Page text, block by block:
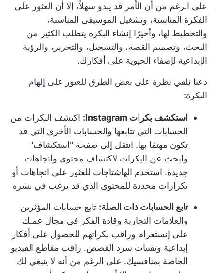
على الرغم من أن الأمر قد يبدو سهلاً، إلا أن العثور على
الفكرة المناسبة، وتشغيل الموسيقى المناسبة،
والتخطيط لها، وأخيرًا إنشاء البكرة يتطلب الكثير من
البحث، وتصميم القصة، والتسجيل، والتحرير، والرؤية
الإبداعية لإضفاء الحيوية على أفكارك.
دعنا نلقي نظرة على بعض الطرق للعثور على إلهام
البكرة:
استكشف بكرات Instagram:
اكتشف البكرات من
الحسابات التي تتابعها والحسابات الأخرى التي قد
تكون مهتمًا بها. انتقل إلى صفحة "استكشاف"
وابحث عن البكرات لاكتشاف محتوى واتجاهات
جديدة. استخدم الهاشتاجات للعثور على اتجاهات أو
تكرارات محددة للمحتوى الذي قد ترغب في نشره
تابع الحسابات ذات الصلة: تابع حسابات المؤثرين
والعلامات التجارية وقادة الفكر في مجال عملك
على إنستغرام وراقب بكراتهم للحصول على أفكار
إبداعية وتقنيات سرد القصص. راقب مقاطع الفيديو
الخاصة بمنافسيك. على الرغم من أنه لا ينبغي لك